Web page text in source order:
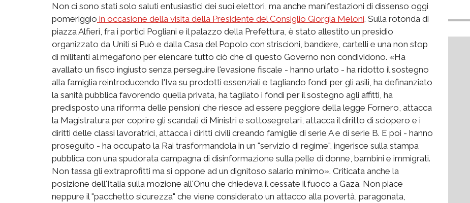
Non ci sono stati solo saluti entusiastici dei suoi elettori, ma anche manifestazioni di dissenso oggi
pomeriggio in occasione della visita della Presidente del Consiglio Giorgia Meloni. Sulla rotonda di
piazza Alfieri, fra i portici Pogliani e il palazzo della Prefettura, è stato allestito un presidio
organizzato da Uniti si Può e dalla Casa del Popolo con striscioni, bandiere, cartelli e una non stop
di militanti al megafono per elencare tutto ciò che di questo Governo non condividono. «Ha
avallato un fisco ingiusto senza perseguire l'evasione fiscale - hanno urlato - ha ridotto il sostegno
alla famiglia reintroducendo l'Iva su prodotti essenziali e tagliando fondi per gli asili, ha definanziato
la sanità pubblica favorendo quella privata, ha tagliato i fondi per il sostegno agli affitti, ha
predisposto una riforma delle pensioni che riesce ad essere peggiore della legge Fornero, attacca
la Magistratura per coprire gli scandali di Ministri e sottosegretari, attacca il diritto di sciopero e i
diritti delle classi lavoratrici, attacca i diritti civili creando famiglie di serie A e di serie B. E poi - hanno
proseguito - ha occupato la Rai trasformandola in un "servizio di regime", ingerisce sulla stampa
pubblica con una spudorata campagna di disinformazione sulla pelle di donne, bambini e immigrati.
Non tassa gli extraprofitti ma si oppone ad un dignitoso salario minimo». Criticata anche la
posizione dell'Italia sulla mozione all'Onu che chiedeva il cessate il fuoco a Gaza. Non piace
neppure il "pacchetto sicurezza" che viene considerato un attacco alla povertà, paragonata,